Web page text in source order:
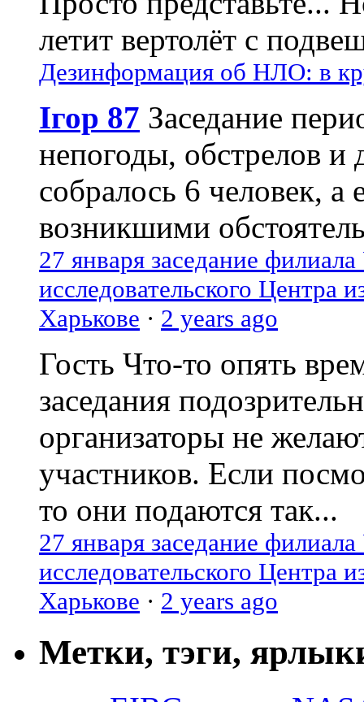
летит вертолёт с
Дезинформация об НЛО: в
Ігор 87 Заседание
непогоды, обстрелов и
собралось 6 человек, а
возникшими
27 января заседание
исследовательского Центра
Харькове · 2 years ago
Гость Что-то опять
заседания
организаторы не
участников. Если
то они подаются так...
27 января заседание
исследовательского Центра
Харькове · 2 years ago
Метки, тэги,